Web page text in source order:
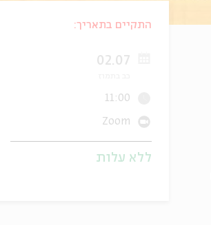
התקיים בתאריך:
02.07
11:00
Zoom
ללא עלות